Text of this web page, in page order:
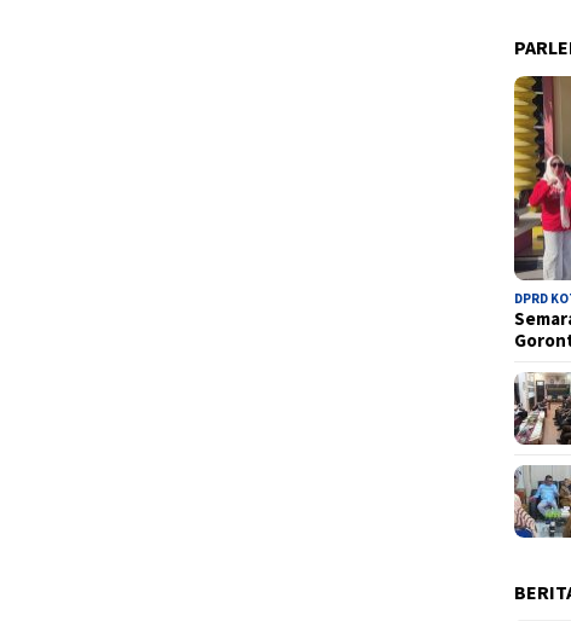
DPRD